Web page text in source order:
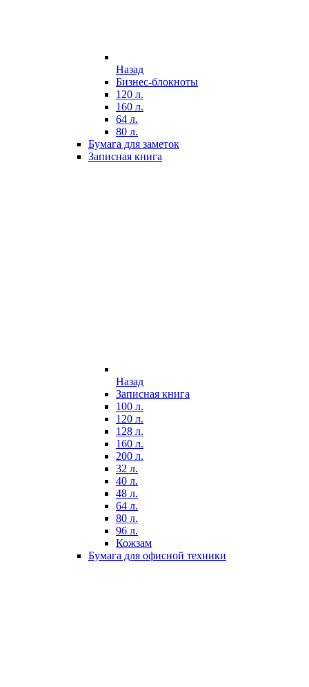
Назад
Бизнес-блокноты
120 л.
160 л.
64 л.
80 л.
Бумага для заметок
Записная книга
Назад
Записная книга
100 л.
120 л.
128 л.
160 л.
200 л.
32 л.
40 л.
48 л.
64 л.
80 л.
96 л.
Кожзам
Бумага для офисной техники